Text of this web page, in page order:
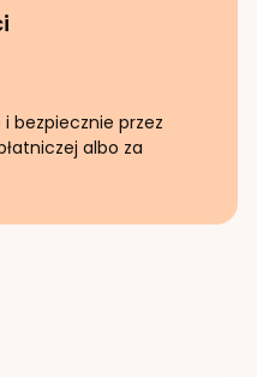
i bezpiecznie przez
albo za